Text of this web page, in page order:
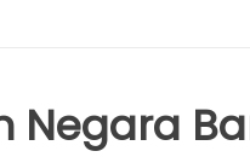
Negara